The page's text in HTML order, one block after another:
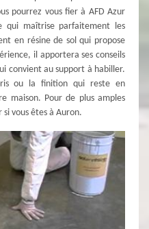
pourrez vous fier à AFD Azur
qui maîtrise parfaitement les
en résine de sol qui propose
il apportera ses conseils
convient au support à habiller.
ou la finition qui reste en
maison. Pour de plus amples
vous êtes à Auron.